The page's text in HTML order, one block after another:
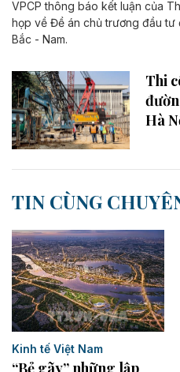
VPCP thông báo kết luận của
họp về Đề án chủ trương đầu
Bắc - Nam.
Thi
Hà
TIN CÙNG
Kinh tế Việt Nam